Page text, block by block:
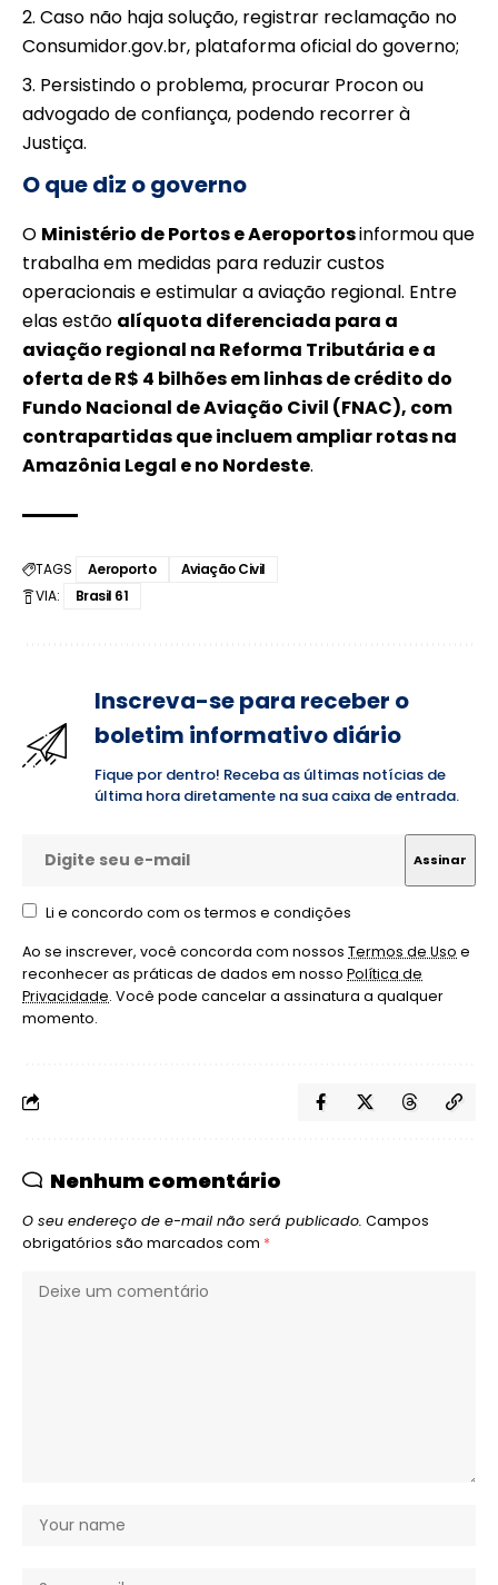
Caso não haja solução, registrar reclamação no
Consumidor.gov.br, plataforma oficial do governo;
Persistindo o problema, procurar Procon ou
advogado de confiança, podendo recorrer à
Justiça.
O que diz o governo
O Ministério de Portos e Aeroportosinformou que
trabalha em medidas para reduzir custos
operacionais e estimular a aviação regional. Entre
elas estão alíquota diferenciada para a
aviação regional na Reforma Tributária e a
oferta de R$ 4 bilhões em linhas de crédito do
Fundo Nacional de Aviação Civil (FNAC), com
contrapartidas que incluem ampliar rotas na
Amazônia Legal e no Nordeste.
TAGS Aeroporto
Aviação Civil
VIA:
Brasil 61
Inscreva-se para receber o
boletim informativo diário
Fique por dentro! Receba as últimas notícias de
última hora diretamente na sua caixa de entrada.
Li e concordo com os termos e condições
Ao se inscrever, você concorda com nossos Termos de Uso e
reconhecer as práticas de dados em nosso Política de
Privacidade. Você pode cancelar a assinatura a qualquer
momento.
Nenhum comentário
O seu endereço de e-mail não será publicado. Campos
obrigatórios são marcados com *